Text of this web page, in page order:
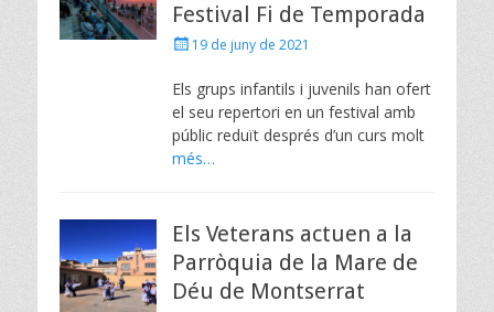
Festival Fi de Temporada
Posted19 de juny de 2021
Els grups infantils i juvenils han ofert
el seu repertori en un festival amb
públic reduït després d’un curs molt
més…
Els Veterans actuen a la
Parròquia de la Mare de
Déu de Montserrat